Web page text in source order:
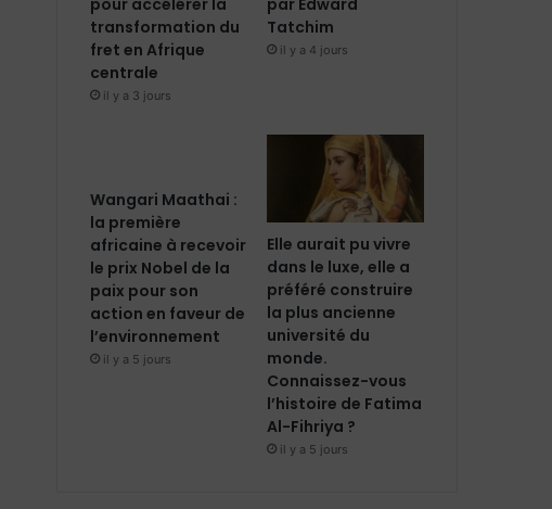
transformation du
fret en Afrique
centrale
il y a 3 jours
Tatchim
il y a 4 jours
Wangari Maathai :
la première
africaine à recevoir
le prix Nobel de la
paix pour son
action en faveur de
l’environnement
il y a 5 jours
Elle aurait pu vivre
dans le luxe, elle a
préféré construire
la plus ancienne
université du
monde.
Connaissez-vous
l’histoire de Fatima
Al-Fihriya ?
il y a 5 jours